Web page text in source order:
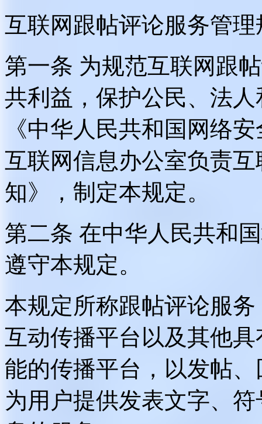
互联网跟帖评论服务管理
第一条 为规范互联网跟
共利益，保护公民、法
《中华人民共和国网络
互联网信息办公室负责
知》，制定本规定。
第二条 在中华人民共和
遵守本规定。
本规定所称跟帖评论服
互动传播平台以及其他
能的传播平台，以发帖
为用户提供发表文字、